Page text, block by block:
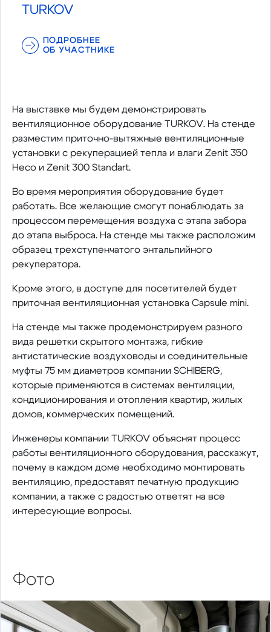
TURKOV
ПОДРОБНЕЕ
ОБ УЧАСТНИКЕ
На выставке мы будем демонстрировать
вентиляционное оборудование TURKOV. На стенде
разместим приточно-вытяжные вентиляционные
установки с рекуперацией тепла и влаги Zenit 350
Heco и Zenit 300 Standart.
Во время мероприятия оборудование будет
работать. Все желающие смогут понаблюдать за
процессом перемещения воздуха с этапа забора
до этапа выброса. На стенде мы также расположим
образец трехступенчатого энтальпийного
рекуператора.
Кроме этого, в доступе для посетителей будет
приточная вентиляционная установка Capsule mini.
На стенде мы также продемонстрируем разного
вида решетки скрытого монтажа, гибкие
антистатические воздуховоды и соединительные
муфты 75 мм диаметров компании SCHIBERG,
которые применяются в системах вентиляции,
кондиционирования и отопления квартир, жилых
домов, коммерческих помещений.
Инженеры компании TURKOV объяснят процесс
работы вентиляционного оборудования, расскажут,
почему в каждом доме необходимо монтировать
вентиляцию, предоставят печатную продукцию
компании, а также с радостью ответят на все
интересующие вопросы.
Фото